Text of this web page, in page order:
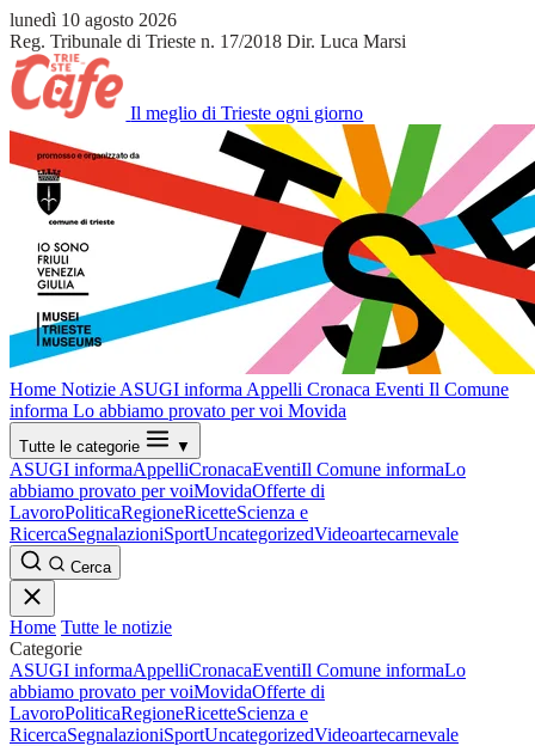
lunedì 10 agosto 2026
Reg. Tribunale di Trieste n. 17/2018 Dir. Luca Marsi
Il meglio di Trieste ogni giorno
Home Notizie ASUGI informa Appelli Cronaca Eventi Il Comune
informa Lo abbiamo provato per voi Movida
Tutte le categorie ▼
ASUGI informaAppelliCronacaEventiIl Comune informaLo
abbiamo provato per voiMovidaOfferte di
LavoroPoliticaRegioneRicetteScienza e
RicercaSegnalazioniSportUncategorizedVideoartecarnevale
Cerca
Home Tutte le notizie
Categorie
ASUGI informaAppelliCronacaEventiIl Comune informaLo
abbiamo provato per voiMovidaOfferte di
LavoroPoliticaRegioneRicetteScienza e
RicercaSegnalazioniSportUncategorizedVideoartecarnevale